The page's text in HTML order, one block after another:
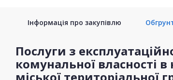
Інформація про закупівлю
Послуги з
комунальної власності
міської